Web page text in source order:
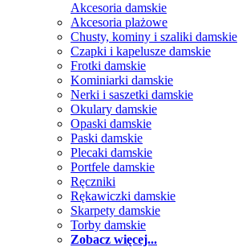
Akcesoria damskie
Akcesoria plażowe
Chusty, kominy i szaliki damskie
Czapki i kapelusze damskie
Frotki damskie
Kominiarki damskie
Nerki i saszetki damskie
Okulary damskie
Opaski damskie
Paski damskie
Plecaki damskie
Portfele damskie
Ręczniki
Rękawiczki damskie
Skarpety damskie
Torby damskie
Zobacz więcej...